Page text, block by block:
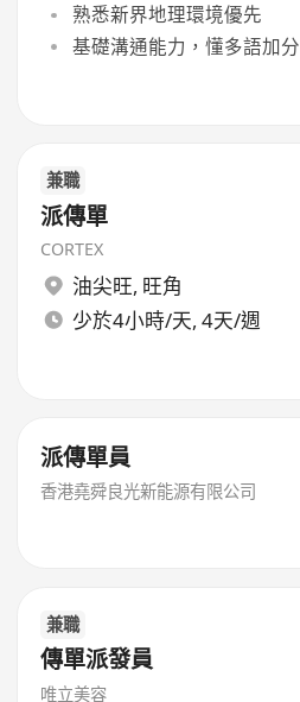
熟悉新界地理環境優先
基礎溝通能力，懂多語加分
兼職
派傳單
CORTEX
油尖旺, 旺角
少於4小時/天, 4天/週
派傳單員
香港堯舜良光新能源有限公司
兼職
傳單派發員
唯立美容